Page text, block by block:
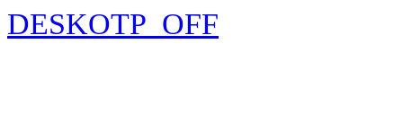
DESKOTP_OFF